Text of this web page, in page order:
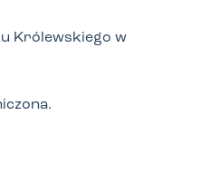
Królewskiego w